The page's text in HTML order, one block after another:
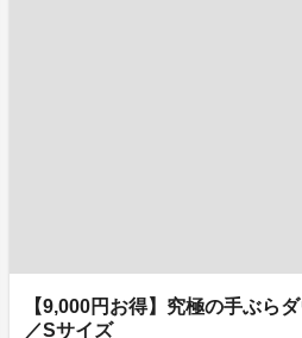
【9,000円お得】究極の手ぶら
／Sサイズ